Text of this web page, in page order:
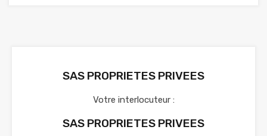
SAS PROPRIETES PRIVEES
Votre interlocuteur :
SAS PROPRIETES PRIVEES